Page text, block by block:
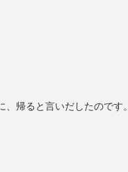
帰ると言いだしたのです。